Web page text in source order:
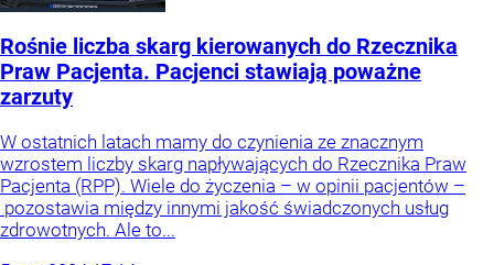
Rośnie liczba skarg kierowanych do Rzecznika
Praw Pacjenta. Pacjenci stawiają poważne
zarzuty
W ostatnich latach mamy do czynienia ze znacznym
wzrostem liczby skarg napływających do Rzecznika Praw
Pacjenta (RPP). Wiele do życzenia – w opinii pacjentów –
pozostawia między innymi jakość świadczonych usług
zdrowotnych. Ale to...